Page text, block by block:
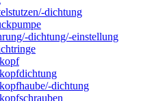
dichtung
dichtung/-einstellung
dichtung